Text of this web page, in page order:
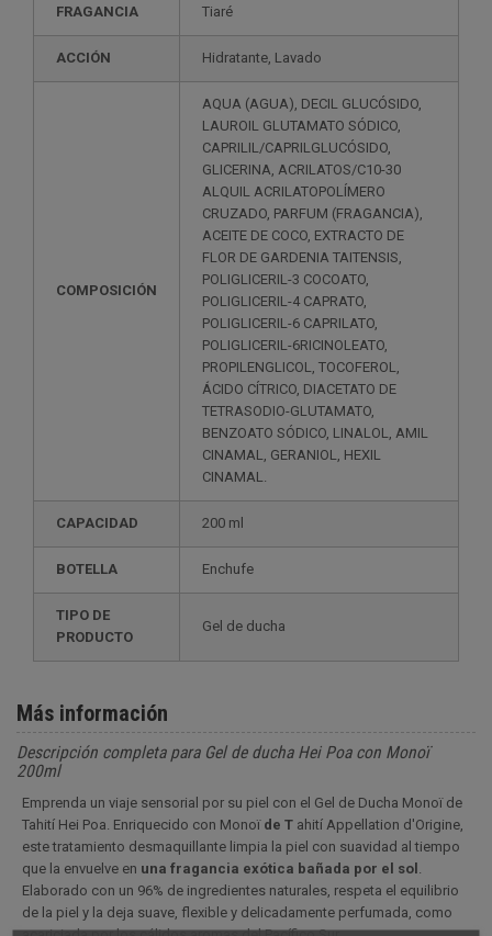
FRAGANCIA Tiaré
ACCIÓN Hidratante, Lavado
COMPOSICIÓN
AQUA (AGUA), DECIL GLUCÓSIDO,
LAUROIL GLUTAMATO SÓDICO,
CAPRILIL/CAPRILGLUCÓSIDO,
GLICERINA, ACRILATOS/C10-30
ALQUIL ACRILATOPOLÍMERO
CRUZADO, PARFUM (FRAGANCIA),
ACEITE DE COCO, EXTRACTO DE
FLOR DE GARDENIA TAITENSIS,
POLIGLICERIL-3 COCOATO,
POLIGLICERIL-4 CAPRATO,
POLIGLICERIL-6 CAPRILATO,
POLIGLICERIL-6RICINOLEATO,
PROPILENGLICOL, TOCOFEROL,
ÁCIDO CÍTRICO, DIACETATO DE
TETRASODIO-GLUTAMATO,
BENZOATO SÓDICO, LINALOL, AMIL
CINAMAL, GERANIOL, HEXIL
CINAMAL.
CAPACIDAD 200 ml
BOTELLA Enchufe
TIPO DE
PRODUCTO
Gel de ducha
Más información
Descripción completa para Gel de ducha Hei Poa con Monoï
200ml
Emprenda un viaje sensorial por su piel con el Gel de Ducha Monoï de
Tahití Hei Poa. Enriquecido con Monoï de T ahití Appellation d'Origine,
este tratamiento desmaquillante limpia la piel con suavidad al tiempo
que la envuelve en una fragancia exótica bañada por el sol
Elaborado con un 96% de ingredientes naturales, respeta el equilibrio
de la piel y la deja suave, flexible y delicadamente perfumada, como